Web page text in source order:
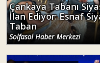
Çankaya Tabanı
İlan Ediyor: Esnaf
Taban
Solfasol Haber Merkezi